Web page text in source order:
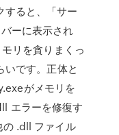
すると、「サー
ーに表示され
リを貪りまくっ
です。正体と
がメモリを
エラーを修復す
.dll ファイル